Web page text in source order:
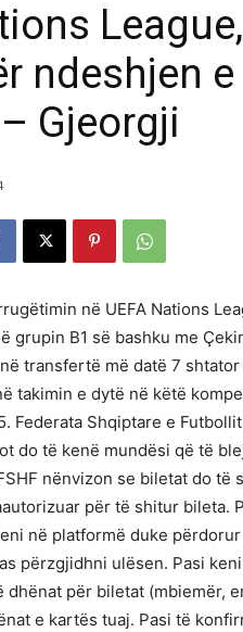
ndeshjen
Gjeorgji
në UEFA Nations
grupin B1 së bashku me
transfertë më datë 7
takimin e dytë në këtë
Federata Shqiptare e
do të kenë mundësi që të
nënvizon se biletat do të
për të shitur bileta.
në platformë duke
përzgjidhni ulësen. Pasi
dhënat për biletat (mbiemër,
e kartës tuaj. Pasi të